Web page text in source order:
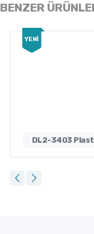
BENZER
YENİ
DL2-3403